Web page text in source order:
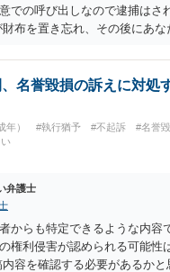
での呼び出しなので逮捕はさ
布を置き忘れ、その後にあ
しいものと思います。
名誉毀損の訴えに対処
年） #執行猶予 #不起訴
#名誉
弁護士
からも特定できるような内容
権利侵害が認められる可能性
容を確認する必要があるか